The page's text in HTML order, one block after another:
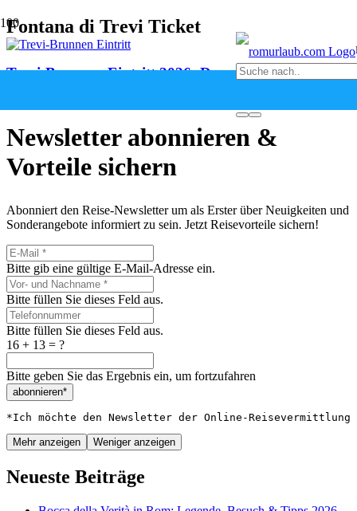
Fontana di Trevi Ticket
Trevi-Brunnen Eintritt 2026: Das musst du wissen
Newsletter abonnieren &
Vorteile sichern
Abonniert den Reise-Newsletter um als Erster über Neuigkeiten und
Sonderangebote informiert zu sein. Jetzt Reisevorteile sichern!
Bitte gib eine gültige E-Mail-Adresse ein.
Bitte füllen Sie dieses Feld aus.
Bitte füllen Sie dieses Feld aus.
16 + 13 = ?
Bitte geben Sie das Ergebnis ein, um fortzufahren
abonnieren*
*Ich möchte den Newsletter der Online-
Mehr anzeigen Weniger anzeigen
Neueste Beiträge